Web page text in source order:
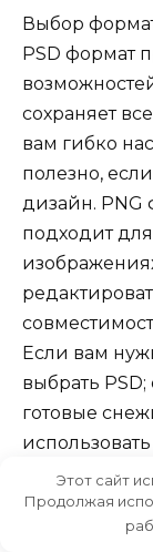
Выбор
PSD формат
сохраняет
вам гибко
полезно,
дизайн. PNG
подходит
Если вам
выбрать PSD;
готовые
использовать
Что такое
и как они
Этот сайт
Продолжая